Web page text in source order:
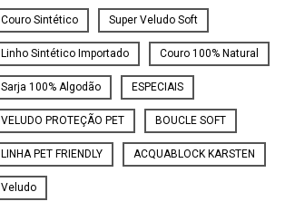
Couro Sintético Super Veludo Soft
Linho Sintético Importado Couro 100% Natural
Sarja 100% Algodão ESPECIAIS
VELUDO PROTEÇÃO PET BOUCLE SOFT
LINHA PET FRIENDLY ACQUABLOCK KARSTEN
Veludo